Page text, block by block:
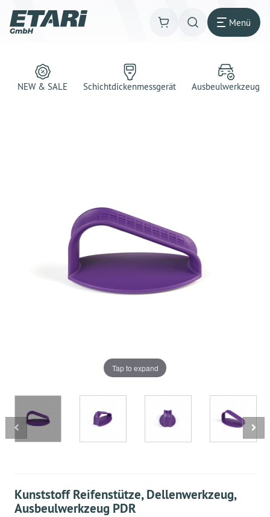
Menü
NEW & SALE Schichtdickenmessgerät Ausbeulwerkzeug
Tap to expand
Kunststoff Reifenstütze, Dellenwerkzeug,
Ausbeulwerkzeug PDR